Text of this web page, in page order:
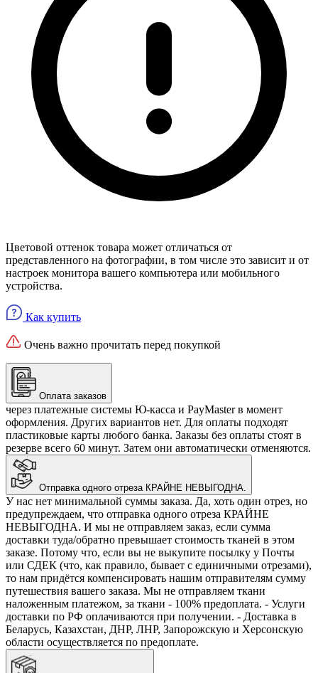
Цветовой оттенок товара может отличаться от
представленного на фотографии, в том числе это зависит и от
настроек монитора вашего компьютера или мобильного
устройства.
Как купить
Очень важно прочитать перед покупкой
Оплата заказов
через платежные системы Ю-касса и PayMaster в момент
оформления. Других вариантов нет. Для оплаты подходят
пластиковые карты любого банка. Заказы без оплаты стоят в
резерве всего 60 минут. Затем они автоматически отменяются.
Отправка одного отреза КРАЙНЕ НЕВЫГОДНА.
У нас нет минимальной суммы заказа. Да, хоть один отрез, но
предупреждаем, что отправка одного отреза КРАЙНЕ
НЕВЫГОДНА. И мы не отправляем заказ, если сумма
доставки туда/обратно превышает стоимость тканей в этом
заказе. Потому что, если вы не выкупите посылку у Почты
или СДЕК (что, как правило, бывает с единичными отрезами),
то нам придётся компенсировать нашим отправителям сумму
путешествия вашего заказа. Мы не отправляем ткани
наложенным платежом, за ткани - 100% предоплата. - Услуги
доставки по РФ оплачиваются при получении. - Доставка в
Беларусь, Казахстан, ДНР, ЛНР, Запорожскую и Херсонскую
области осуществляется по предоплате.